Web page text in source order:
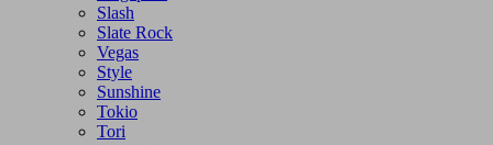
Slash
Slate Rock
Vegas
Style
Sunshine
Tokio
Tori